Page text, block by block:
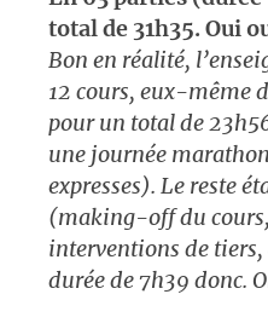
total de 31h35. Oui
Bon en réalité,
12 cours, eux-même
pour un total de
une journée
expresses). Le reste
(making-off du
interventions de
durée de 7h39 donc.